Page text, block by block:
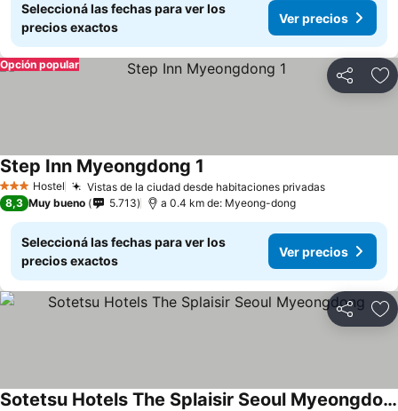
Seleccioná las fechas para ver los
precios exactos
Ver precios
Compartir
Opción popular
3 EstrellasHostel Vistas de la ciudad desde habitaciones privadas
Step Inn Myeongdong 1
8,3 Muy bueno 5.713 a 0.4 km de: Myeong-dong
Seleccioná las fechas para ver los
precios exactos
Ver precios
Compartir
Sotetsu Hotels The Splaisir Seoul Myeongdong